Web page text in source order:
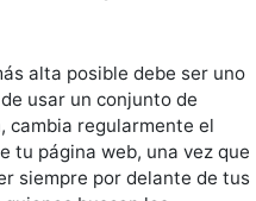
alta posible debe ser uno
usar un conjunto de
cambia regularmente el
tu página web, una vez que
siempre por delante de tus